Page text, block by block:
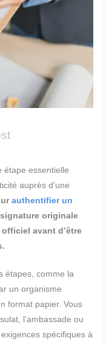
étape essentielle
auprès d’une
authentifier un
originale
avant d’être
étapes, comme la
un organisme
format papier. Vous
l’ambassade ou
spécifiques à